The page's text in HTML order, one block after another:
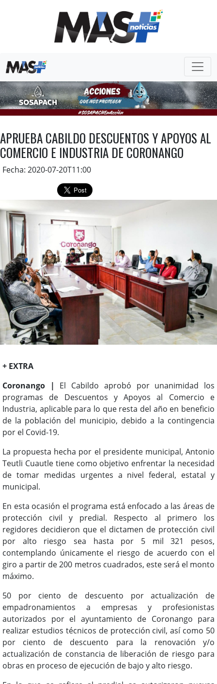
APRUEBA CABILDO DESCUENTOS Y APOYOS AL
COMERCIO E INDUSTRIA DE CORONANGO
Fecha: 2020-07-20T11:00
+ EXTRA
Coronango |
El Cabildo aprobó por unanimidad los
programas de Descuentos y Apoyos al Comercio e
Industria, aplicable para lo que resta del año en beneficio
de la población del municipio, debido a la contingencia
por el Covid-19.
La propuesta hecha por el presidente municipal, Antonio
Teutli Cuautle tiene como objetivo enfrentar la necesidad
de tomar medidas urgentes a nivel federal, estatal y
municipal.
En esta ocasión el programa está enfocado a las áreas de
protección civil y predial. Respecto al primero los
regidores decidieron que el dictamen de protección civil
por alto riesgo sea hasta por 5 mil 321 pesos,
contemplando únicamente el riesgo de acuerdo con el
giro a partir de 200 metros cuadrados, este será el monto
máximo.
50 por ciento de descuento por actualización de
empadronamientos a empresas y profesionistas
autorizados por el ayuntamiento de Coronango para
realizar estudios técnicos de protección civil, así como 50
por ciento de descuento para la renovación y/o
actualización de constancia de liberación de riesgo para
obras en proceso de ejecución de bajo y alto riesgo.